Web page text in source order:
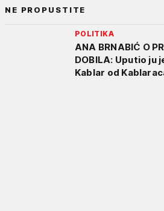
NE PROPUSTITE
POLITIKA
ANA BRNABIĆ O
DOBILA: Uputio ju
Kablar od